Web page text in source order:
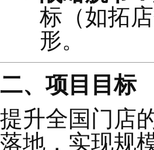
管理混
指标的
战略脱节
标（
形。